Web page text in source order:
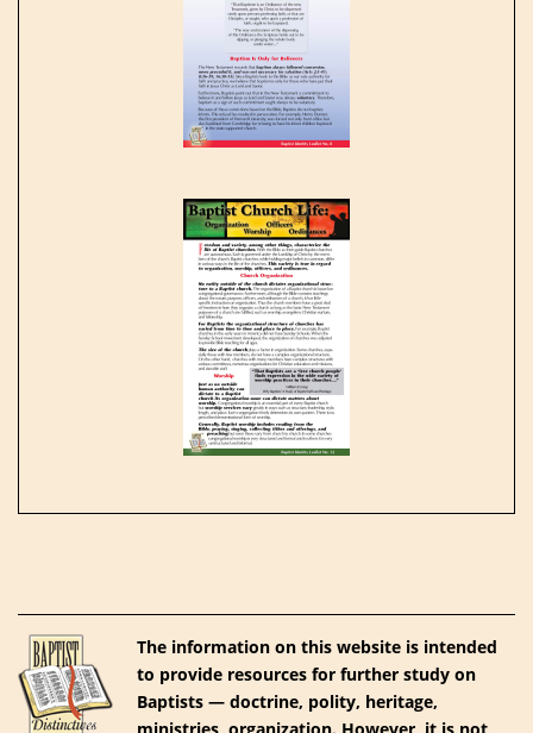
The information on this website is intended
to provide resources for further study on
Baptists — doctrine, polity, heritage,
ministries, organization. However, it is not